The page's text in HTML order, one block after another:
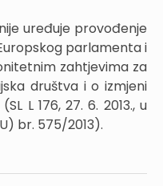
uređuje provođenje
parlamenta i
zahtjevima za
društva i o izmjeni
L 176, 27. 6. 2013., u
br. 575/2013).